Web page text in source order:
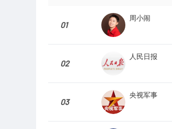
01
周小闹
02
人民日报
03
央视军事